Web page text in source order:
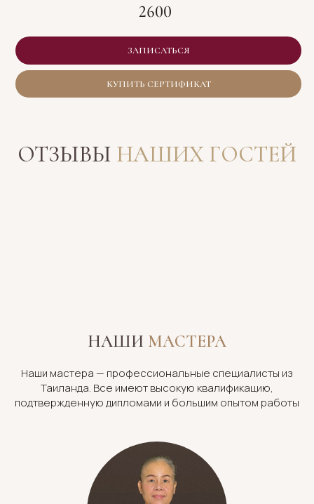
2600
ЗАПИСАТЬСЯ
КУПИТЬ СЕРТИФИКАТ
ОТЗЫВЫ НАШИХ ГОСТЕЙ
НАШИ МАСТЕРА
Наши мастера — профессиональные специалисты из
Таиланда. Все имеют высокую квалификацию,
подтвержденную дипломами и большим опытом работы